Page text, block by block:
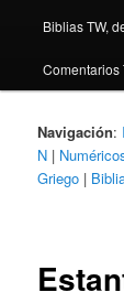
Biblias TW,
Comentarios
Navigación:
N |
Griego |